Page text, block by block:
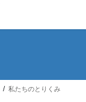
私たちのとりくみ